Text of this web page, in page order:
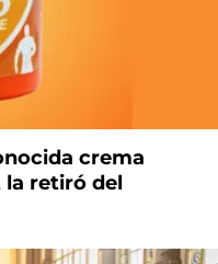
crema
retiró del